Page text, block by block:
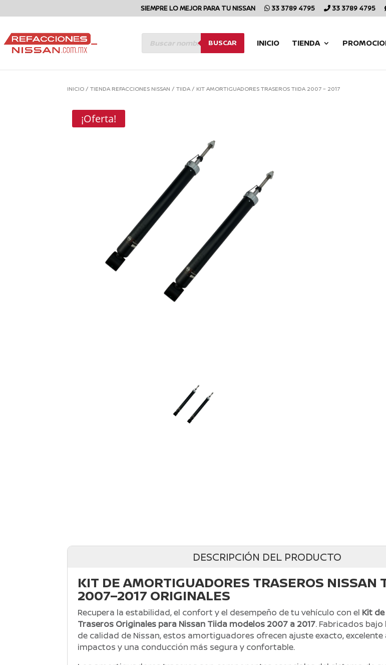
SIEMPRE LO MEJOR PARA TU NISSAN 33 3789 4795 33 3789 4795
BÚSQUEDA
DE
PRODUCTOS
BUSCAR INICIO TIENDA
INICIO /TIENDA REFACCIONES NISSAN /TIIDA / KIT AMORTIGUADORES TRASEROS TIIDA 2007 – 2017
¡Oferta!
DESCRIPCIÓN DEL PRODUCTO
KIT DE AMORTIGUADORES TRASEROS NISSAN
2007–2017 ORIGINALES
Recupera la estabilidad, el confort y el desempeño de tu vehículo con el Kit
Traseros Originales para Nissan Tiida modelos 2007 a 2017. Fabricados
de calidad de Nissan, estos amortiguadores ofrecen ajuste exacto,
impactos y una conducción más segura y confortable.